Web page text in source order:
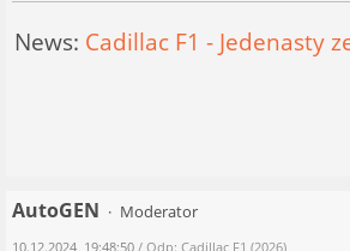
News: Cadillac F1 - Jedenasty
AutoGEN
Moderator
10.12.2024, 19:48:50 / Odp: Cadillac F1 (2026)